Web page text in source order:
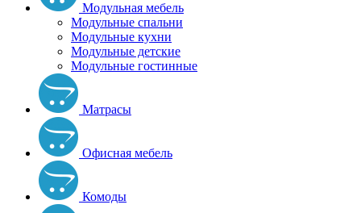
Модульная мебель
Модульные спальни
Модульные кухни
Модульные детские
Модульные гостинные
Матрасы
Офисная мебель
Комоды